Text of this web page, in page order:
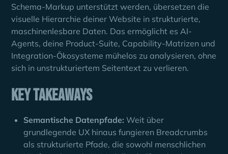
Schema-Markup unterstützt werden, übersetzen die
visuelle Hierarchie deiner Website in strukturierte,
maschinenlesbare Daten. Das ermöglicht es AI-
Agents, deine Product-Suite, Capability-Matrizen und
Integration-Ökosysteme mühelos zu analysieren, ohne
sich in unstrukturiertem Seitentext zu verlieren.
Key Takeaways
Semantische Datenpfade: Weit über
grundlegende UX hinaus fungieren Breadcrumbs
als strukturierte Pfade, die sowohl menschlichen